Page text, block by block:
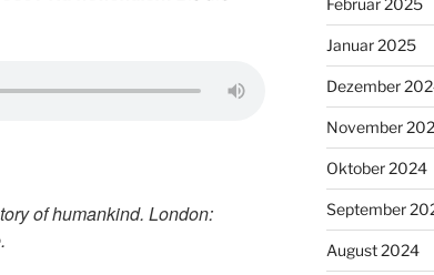
of humankind. London:
Februar 2025
Januar 2025
Dezember
November
Oktober 2024
September
August 2024